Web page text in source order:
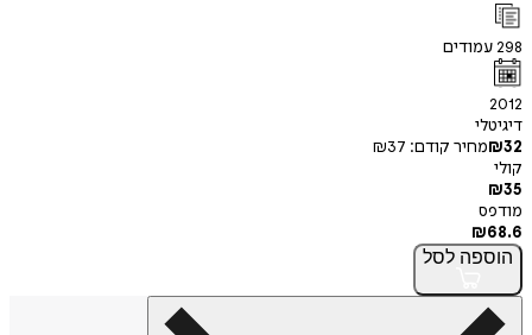
298עמודים
2012
דיגיטלי
₪32 מחיר קודם: ₪37
קולי
₪35
מודפס
₪68.6
הוספה לסל